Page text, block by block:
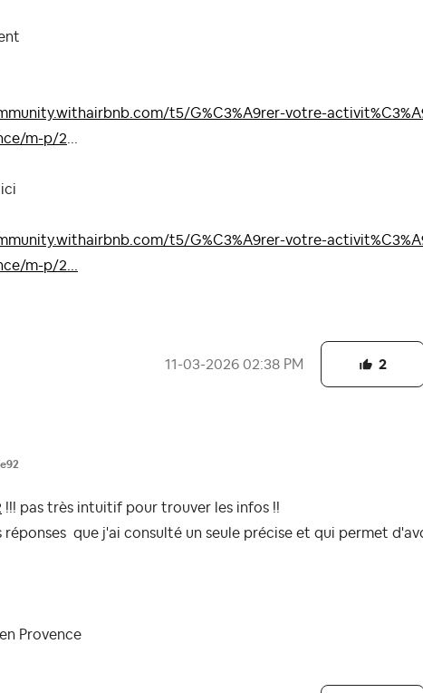
t5/G%C3%A9rer-votre-
m-p/2
t5/G%C3%A9rer-votre-
m-p/2...
‎11-03-2026 02:38 PM 2
!!! pas très intuitif pour trouver les infos !!
réponses que j'ai consulté un seule précise et qui permet
Provence